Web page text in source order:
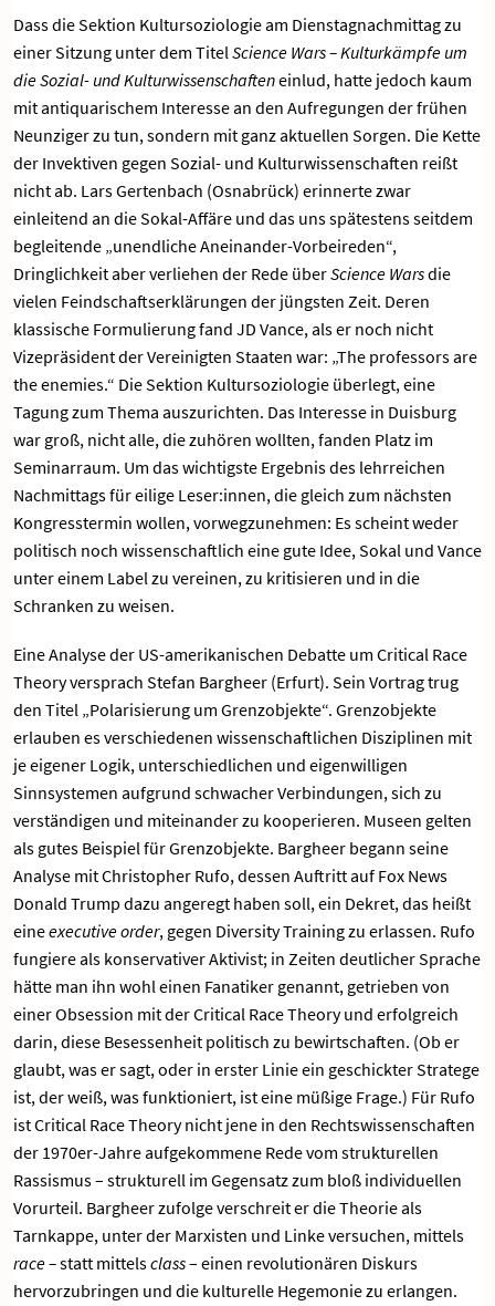
Dass die Sektion Kultursoziologie am Dienstagnachmittag zu
einer Sitzung unter dem TitelScience Wars – Kulturkämpfe um
die Sozial- und Kulturwissenschafteneinlud, hatte jedoch kaum
mit antiquarischem Interesse an den Aufregungen der frühen
Neunziger zu tun, sondern mit ganz aktuellen Sorgen. Die Kette
der Invektiven gegen Sozial- und Kulturwissenschaften reißt
nicht ab. Lars Gertenbach (Osnabrück) erinnerte zwar
einleitend an die Sokal-Affäre und das uns spätestens seitdem
begleitende „unendliche Aneinander-Vorbeireden“,
Dringlichkeit aber verliehen der Rede überScience Warsdie
vielen Feindschaftserklärungen der jüngsten Zeit. Deren
klassische Formulierung fand JD Vance, als er noch nicht
Vizepräsident der Vereinigten Staaten war: „The professors are
the enemies.“ Die Sektion Kultursoziologie überlegt, eine
Tagung zum Thema auszurichten. Das Interesse in Duisburg
war groß, nicht alle, die zuhören wollten, fanden Platz im
Seminarraum. Um das wichtigste Ergebnis des lehrreichen
Nachmittags für eilige Leser:innen, die gleich zum nächsten
Kongresstermin wollen, vorwegzunehmen: Es scheint weder
politisch noch wissenschaftlich eine gute Idee, Sokal und Vance
unter einem Label zu vereinen, zu kritisieren und in die
Schranken zu weisen.
Eine Analyse der US-amerikanischen Debatte um Critical Race
Theory versprach Stefan Bargheer (Erfurt). Sein Vortrag trug
den Titel „Polarisierung um Grenzobjekte“. Grenzobjekte
erlauben es verschiedenen wissenschaftlichen Disziplinen mit
je eigener Logik, unterschiedlichen und eigenwilligen
Sinnsystemen aufgrund schwacher Verbindungen, sich zu
verständigen und miteinander zu kooperieren. Museen gelten
als gutes Beispiel für Grenzobjekte. Bargheer begann seine
Analyse mit Christopher Rufo, dessen Auftritt auf Fox News
Donald Trump dazu angeregt haben soll, ein Dekret, das heißt
eineexecutive order, gegen Diversity Training zu erlassen. Rufo
fungiere als konservativer Aktivist; in Zeiten deutlicher Sprache
hätte man ihn wohl einen Fanatiker genannt, getrieben von
einer Obsession mit der Critical Race Theory und erfolgreich
darin, diese Besessenheit politisch zu bewirtschaften. (Ob er
glaubt, was er sagt, oder in erster Linie ein geschickter Stratege
ist, der weiß, was funktioniert, ist eine müßige Frage.) Für Rufo
ist Critical Race Theory nicht jene in den Rechtswissenschaften
der 1970er-Jahre aufgekommene Rede vom strukturellen
Rassismus – strukturell im Gegensatz zum bloß individuellen
Vorurteil. Bargheer zufolge verschreit er die Theorie als
Tarnkappe, unter der Marxisten und Linke versuchen, mittels
race –statt mittelsclass– einen revolutionären Diskurs
hervorzubringen und die kulturelle Hegemonie zu erlangen.